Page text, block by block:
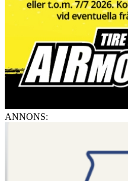
ANNONS: